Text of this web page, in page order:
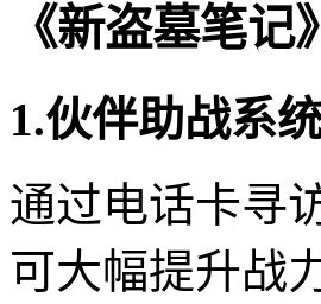
《新盗墓笔
1.伙伴助战系
通过电话卡寻
可大幅提升战